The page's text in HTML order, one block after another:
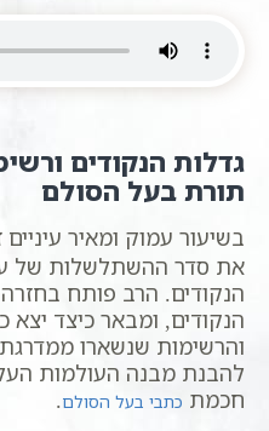
גדלות הנקודים
תורת בעל הסולם
בשיעור עמוק ומאיר
את סדר ההשתלשלות של
הנקודים. הרב פותח
הנקודים, ומבאר כיצד יצא
והרשימות שנשארו
להבנת מבנה העולמות
חכמת כתבי בעל הסולם.